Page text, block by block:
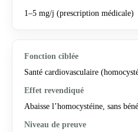
1–5 mg/j (prescription médicale)
Santé cardiovasculaire
Abaisse l’homocystéine, sans